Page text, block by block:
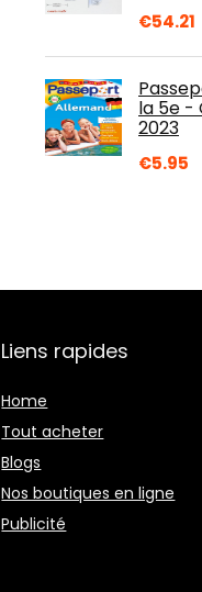
€54.21
la 5e -
2023
€5.95
Liens rapides
Home
Tout acheter
Blogs
Nos boutiques en ligne
Publicité